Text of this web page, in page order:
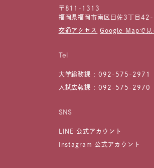
〒811-1313
福岡県福岡市南区曰佐3丁目42-
交通アクセス Google Mapで見
Tel
大学総務課 :092-575-2971
入試広報課 :092-575-2970
SNS
LINE 公式アカウント
Instagram 公式アカウント